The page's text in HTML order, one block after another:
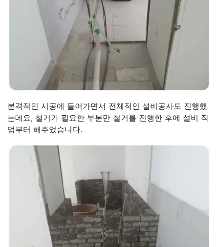
본격적인 시공에 들어가면서 전체적인 설비공사도 진행했
는데요, 철거가 필요한 부분만 철거를 진행한 후에 설비 작
업부터 해주었습니다.